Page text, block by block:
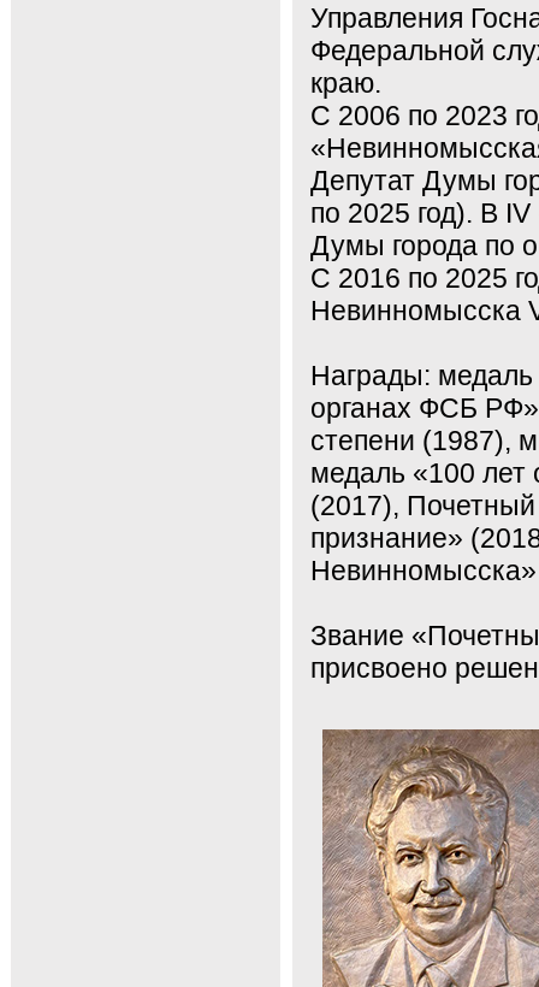
Управления
Федеральной
краю.
С 2006 по 2023
Депутат Думы
по 2025 год). В
Думы города по
С 2016 по 2025
Невинномысска
Награды: медаль
органах ФСБ
степени (1987),
медаль «100 лет
(2017),
признание»
Звание
присвоено